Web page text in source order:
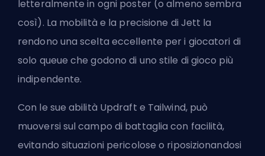
letteralmente in ogni poster (o almeno sembra
così). La mobilità e la precisione di Jett la
rendono una scelta eccellente per i giocatori di
solo queue che godono di uno stile di gioco più
indipendente.
Con le sue abilità Updraft e Tailwind, può
muoversi sul campo di battaglia con facilità,
evitando situazioni pericolose o riposizionandosi